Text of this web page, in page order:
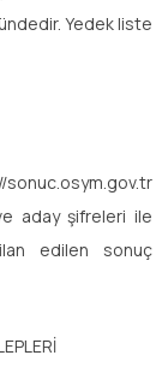
Yedek liste
sonuc.osym.gov.tr
aday şifreleri ile
edilen sonuç